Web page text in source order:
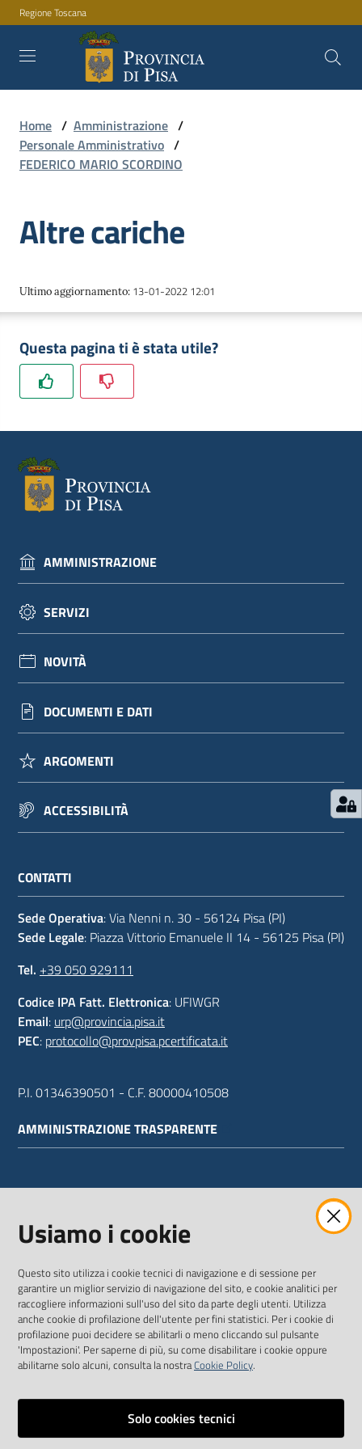
Vai al contenuto
Vai alla navigazione
Vai al footer
Regione Toscana
Amministrazione
e
dati
Argomenti
Seguici
su
Home / Amministrazione /
Personale Amministrativo /
FEDERICO MARIO SCORDINO
Altre cariche
Ultimo aggiornamento: 13-01-2022 12:01
Questa pagina ti è stata utile?
AMMINISTRAZIONE
SERVIZI
NOVITÀ
DOCUMENTI E DATI
ARGOMENTI
ACCESSIBILITÀ
CONTATTI
Sede Operativa: Via Nenni n. 30 - 56124 Pisa (PI)
Sede Legale: Piazza Vittorio Emanuele II 14 - 56125 Pisa (PI)
Tel. +39 050 929111
Codice IPA Fatt. Elettronica: UFIWGR
Email: urp@provincia.pisa.it
PEC: protocollo@provpisa.pcertificata.it
P.I. 01346390501 - C.F. 80000410508
AMMINISTRAZIONE TRASPARENTE
SEGUICI SU
TwitterFacebookYoutube
Vai alla pagina
Usiamo i cookie
Questo sito utilizza i cookie tecnici di navigazione e di sessione per
garantire un miglior servizio di navigazione del sito, e cookie analitici per
raccogliere informazioni sull'uso del sito da parte degli utenti. Utilizza
anche cookie di profilazione dell'utente per fini statistici. Per i cookie di
profilazione puoi decidere se abilitarli o meno cliccando sul pulsante
'Impostazioni'. Per saperne di più, su come disabilitare i cookie oppure
abilitarne solo alcuni, consulta la nostraCookie Policy.
Solo cookies tecnici